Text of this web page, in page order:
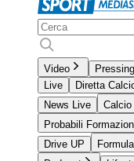
Video Pressing
Live
Diretta
News Live
Calcio
Probabili
Drive UP